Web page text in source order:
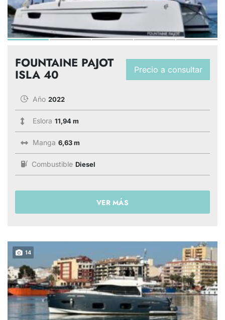
Precio a consultar
FOUNTAINE PAJOT
ISLA 40
Año 2022
Eslora 11,94 m
Manga 6,63 m
Combustible Diesel
VER MÁS
14